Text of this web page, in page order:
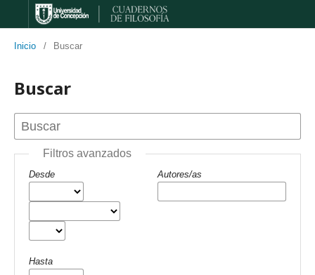
Inicio / Buscar
Buscar
Filtros avanzados
Desde
Hasta
Autores/as